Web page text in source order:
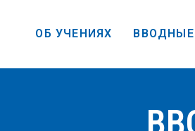
ОБ УЧЕНИЯХ ВВОДНЫЕ